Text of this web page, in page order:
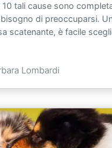
tali cause sono
di preoccuparsi.
scatenante, è facile
Lombardi